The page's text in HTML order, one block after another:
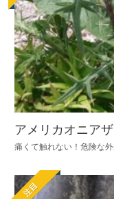
アメリカオニアザ
痛くて触れない！危険な
注目